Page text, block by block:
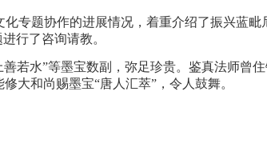
专题协作的进展情况，着重介绍了振兴蓝毗
行了咨询请教。
若水”等墨宝数副，弥足珍贵。鉴真法师曾
大和尚赐墨宝“唐人汇萃”，令人鼓舞。